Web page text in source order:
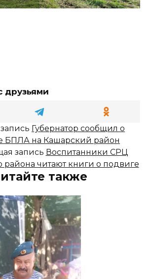
друзьями
Губернатор сообщил о
БПЛА на Кашарский район
запись Воспитанники СРЦ
района читают книги о подвиге
также